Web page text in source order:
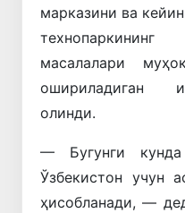
марказини ва
масалалари
ошириладиган
олинди.
— Бугунги кунда
Ўзбекистон учун
ҳисобланади, —